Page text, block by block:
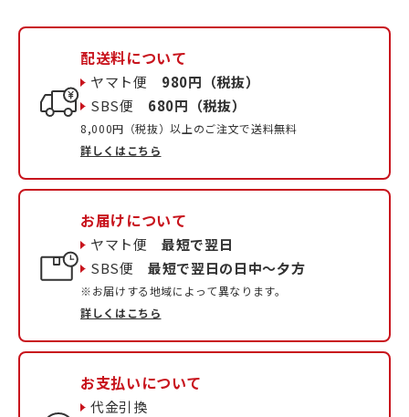
配送料について
ヤマト便 980円（税抜）
SBS便 680円（税抜）
8,000円（税抜）以上のご注文で送料無料
詳しくはこちら
お届けについて
ヤマト便最短で翌日
SBS便最短で翌日の日中〜夕方
※お届けする地域によって異なります。
詳しくはこちら
お支払いについて
代金引換